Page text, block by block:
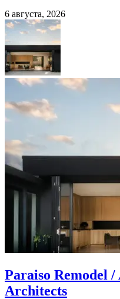
6 августа, 2026
Paraiso Remodel /
Architects